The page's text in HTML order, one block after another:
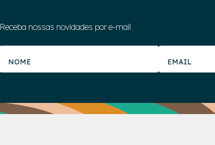
Receba nossas novidades por e-mail